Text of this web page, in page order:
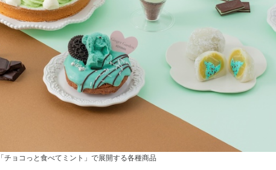
「チョコっと食べてミント」で展開する各種商品